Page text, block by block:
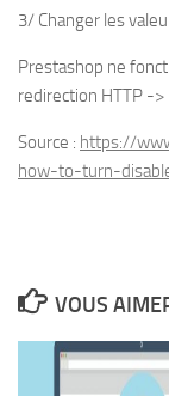
3/ Changer les
Prestashop ne
redirection HTTP ->
Source : https://
how-to-turn-
VOUS